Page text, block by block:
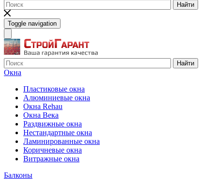
Найти
Toggle navigation
Найти
Окна
Пластиковые окна
Алюминиевые окна
Окна Rehau
Окна Века
Раздвижные окна
Нестандартные окна
Ламинированные окна
Коричневые окна
Витражные окна
Балконы